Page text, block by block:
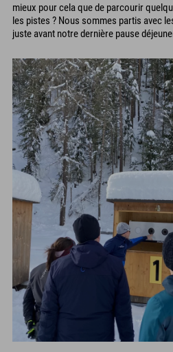
mieux pour cela que de parcourir
les pistes ? Nous sommes partis avec
juste avant notre dernière pause